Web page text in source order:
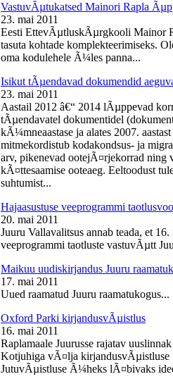
VastuvÃµtukatsed Mainori Rapla
23. mai 2011
Eesti EttevÃµtluskÃµrgkooli Mainor
tasuta kohtade komplekteerimiseks.
oma kodulehele Ã¼les panna...
Isikut tÃµendavad dokumendid
23. mai 2011
Aastail 2012 â€“ 2014 lÃµppevad
tÃµendavatel dokumentidel
kÃ¼mneaastase ja alates 2007.
mitmekordistub kodakondsus- ja
arv, pikenevad ootejÃ¤rjekorrad ning
kÃ¤ttesaamise ooteaeg. Eeltoodust
suhtumist...
Hajaasustuse veeprogrammi
20. mai 2011
Juuru Vallavalitsus annab teada, et
veeprogrammi taotluste vastuvÃµtt
Maikuu uudiskirjandus Juuru
17. mai 2011
Uued raamatud Juuru raamatukogus...
Oxford Parki kirjandusvÃµistlus
16. mai 2011
Raplamaale Juurusse rajatav
Kotjuhiga vÃ¤lja
JutuvÃµistluse Ã¼heks lÃ¤bivaks